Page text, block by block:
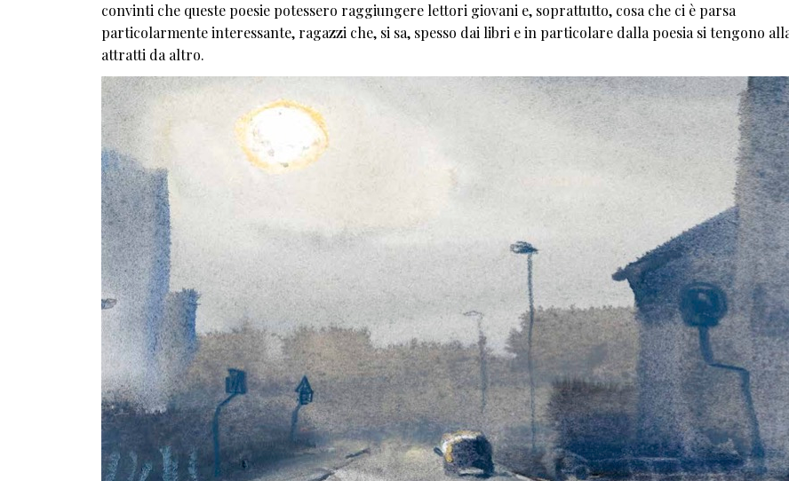
convinti che queste poesie potessero raggiungere lettori giovani e, soprattutto, cosa che ci è parsa
particolarmente interessante, ragazzi che, si sa, spesso dai libri e in particolare dalla poesia si tengono
attratti da altro.